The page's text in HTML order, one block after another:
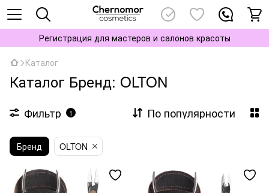
Регистрация для мастеров и салонов красоты
Каталог
Каталог Бренд: OLTON
Фильтр 1 По популярности
Бренд OLTON